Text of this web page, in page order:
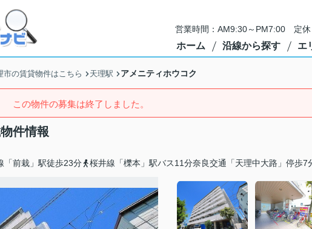
営業時間：AM9:30～PM7:00 定休
ホーム 沿線から探す エ
市の賃貸物件はこちら 天理駅 アメニティホウコク
この物件の募集は終了しました。
件情報
「前栽」駅徒歩23分 桜井線「櫟本」駅バス11分奈良交通「天理中大路」停歩7